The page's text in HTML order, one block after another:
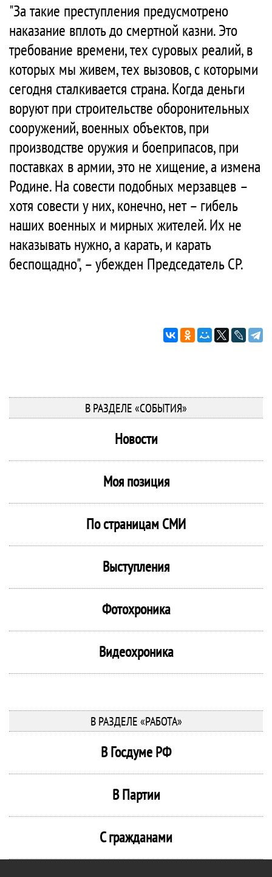
"За такие преступления предусмотрено
наказание вплоть до смертной казни. Это
требование времени, тех суровых реалий, в
которых мы живем, тех вызовов, с которыми
сегодня сталкивается страна. Когда деньги
воруют при строительстве оборонительных
сооружений, военных объектов, при
производстве оружия и боеприпасов, при
поставках в армии, это не хищение, а измена
Родине. На совести подобных мерзавцев –
хотя совести у них, конечно, нет – гибель
наших военных и мирных жителей. Их не
наказывать нужно, а карать, и карать
беспощадно", – убежден Председатель СР.
В РАЗДЕЛЕ «СОБЫТИЯ»
Новости
Моя позиция
По страницам СМИ
Выступления
Фотохроника
Видеохроника
В РАЗДЕЛЕ «РАБОТА»
В Госдуме РФ
В Партии
С гражданами